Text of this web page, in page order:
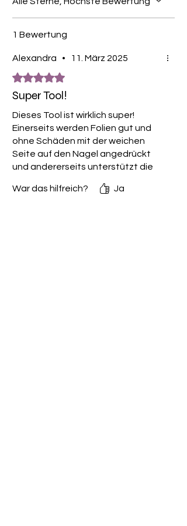
1 Bewertung
Alexandra • 11. März 2025
Mit 5 von 5 Sternen bewertet.
Super Tool!
Dieses Tool ist wirklich super!
Einerseits werden Folien gut und
ohne Schäden mit der weichen
Seite auf den Nagel angedrückt
und andererseits unterstützt die
der Folien. In Kombi mit dem
War das hilfreich? Ja